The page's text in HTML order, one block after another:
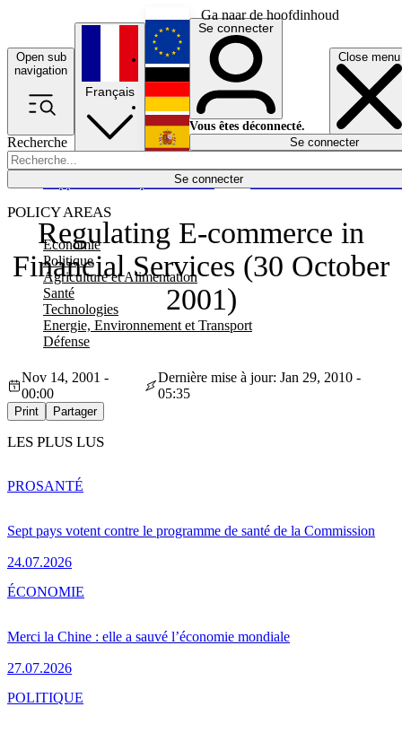
Ga naar de hoofdinhoud
Open sub
navigation
Close menu
Recherche
Se connecter
POLICY AREAS
Economie
Politique
Agriculture et Alimentation
Santé
Technologies
Energie, Environnement et Transport
Défense
Économie
Français
English
Deutsch
Español
Se connecter
Vous êtes déconnecté.
Se connecter
Regulating E-commerce in
Financial Services (30 October
2001)
Nov 14, 2001 -
00:00
Dernière mise à jour: Jan 29, 2010 -
05:35
Print Partager
LES PLUS LUS
Sept pays votent contre le programme de santé de la Commission
24.07.2026
PROSANTÉ
Merci la Chine : elle a sauvé l’économie mondiale
27.07.2026
ÉCONOMIE
POLITIQUE